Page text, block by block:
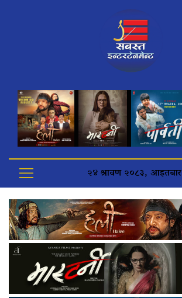
२४ श्रावण २०८३, आइतबार